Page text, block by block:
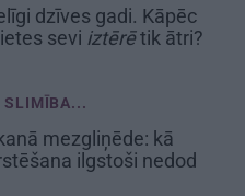
dzīves gadi. Kāpēc
sevi iztērētik ātri?
SLIMĪBA...
mezgliņēde: kā
ilgstoši nedod